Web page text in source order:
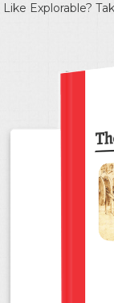
Like Explorable?